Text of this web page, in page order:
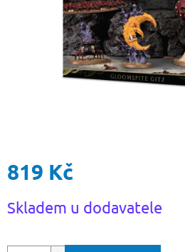
819 Kč
cena:
Skladem u dodavatele